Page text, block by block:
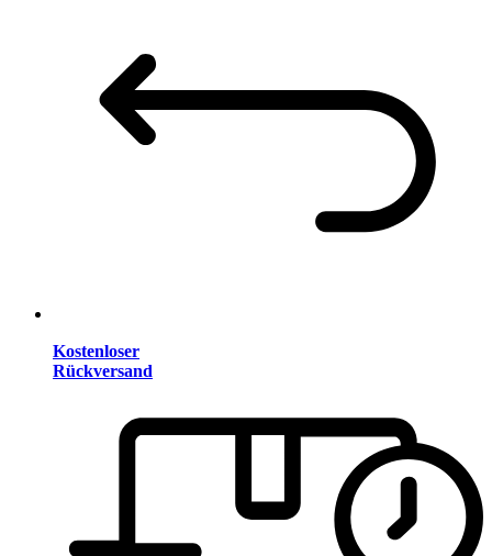
Kostenloser
Rückversand